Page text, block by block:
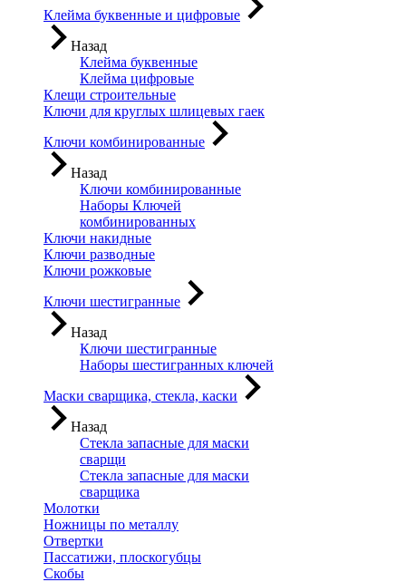
Клейма буквенные и цифровые
Назад
Клейма буквенные
Клейма цифровые
Клещи строительные
Ключи для круглых шлицевых гаек
Ключи комбинированные
Назад
Ключи комбинированные
Наборы Ключей
комбинированных
Ключи накидные
Ключи разводные
Ключи рожковые
Ключи шестигранные
Назад
Ключи шестигранные
Наборы шестигранных ключей
Маски сварщика, стекла, каски
Назад
Стекла запасные для маски
сварщи
Стекла запасные для маски
сварщика
Молотки
Ножницы по металлу
Отвертки
Пассатижи, плоскогубцы
Скобы